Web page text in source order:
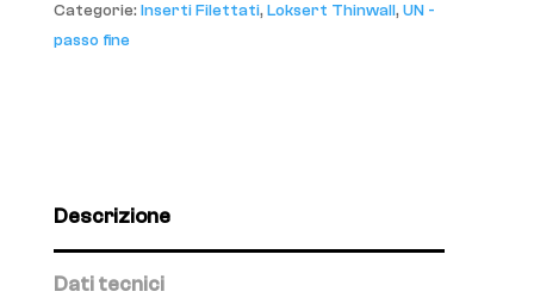
Categorie: Inserti Filettati, Loksert Thinwall, UN -
passo fine
Descrizione
Dati tecnici